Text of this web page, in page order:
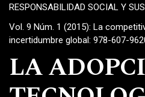
RESPONSABILIDAD SOCIAL Y
Vol. 9 Núm. 1 (2015): La
incertidumbre global: 978-607-
LA